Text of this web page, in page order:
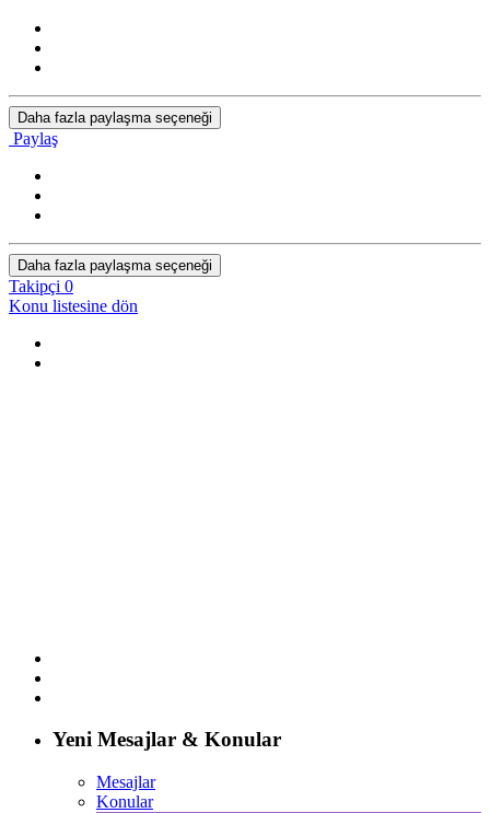
Daha fazla paylaşma seçeneği
Paylaş
Daha fazla paylaşma seçeneği
Takipçi 0
Konu listesine dön
Yeni Mesajlar & Konular
Mesajlar
Konular